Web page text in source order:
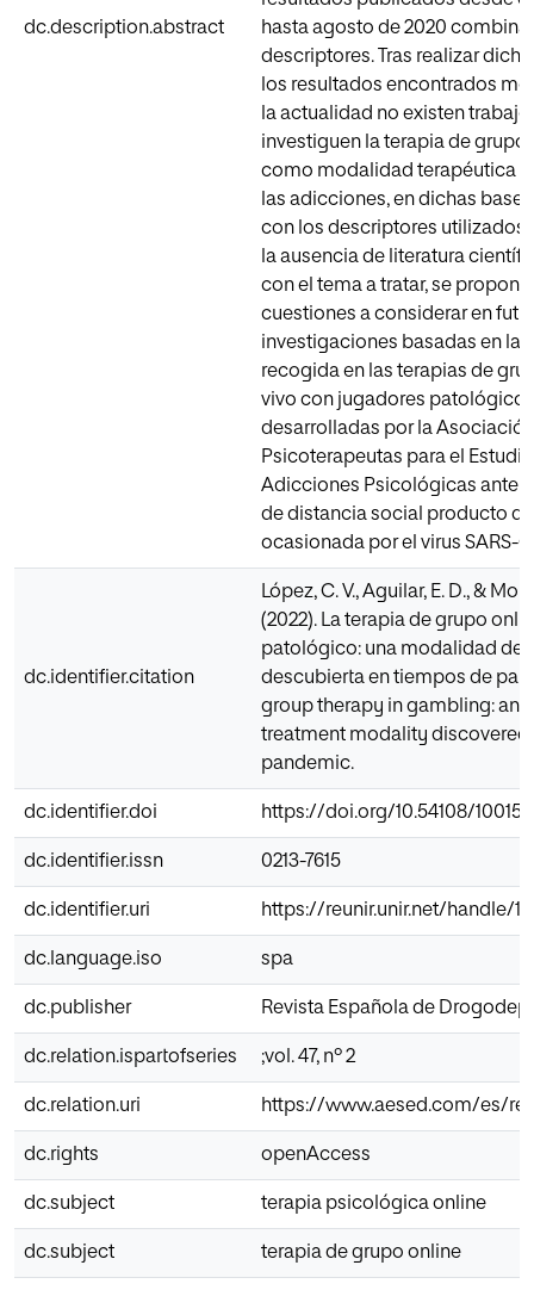
dc.description.abstract
hasta agosto de 2020
descriptores. Tras realizar
los resultados encontrados
la actualidad no existen
investiguen la terapia de grupo
como modalidad terapéutica
las adicciones, en dichas
con los descriptores utilizados.
la ausencia de literatura
con el tema a tratar, se
cuestiones a considerar en
investigaciones basadas en la
recogida en las terapias de
vivo con jugadores patológicos
desarrolladas por la
Psicoterapeutas para el
Adicciones Psicológicas ante
de distancia social producto
ocasionada por el virus SARS-
dc.identifier.citation
López, C. V., Aguilar, E. D., &
(2022). La terapia de grupo
patológico: una modalidad
descubierta en tiempos de
group therapy in gambling: an
treatment modality discovered
pandemic.
dc.identifier.doi https://doi.org/10.54108/10015
dc.identifier.issn 0213-7615
dc.identifier.uri https://reunir.unir.net/handle/
dc.language.iso spa
dc.publisher Revista Española de
dc.relation.ispartofseries ;vol. 47, nº 2
dc.relation.uri https://www.aesed.com/es/
dc.rights openAccess
dc.subject terapia psicológica online
dc.subject terapia de grupo online